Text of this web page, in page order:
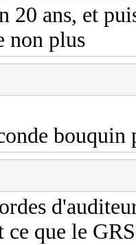
20 ans, et
non plus
bouquin
ce que le